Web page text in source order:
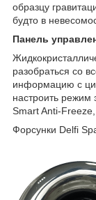
образцу
будто в
Панель
разобраться со
информацию с
настроить режим
Smart Anti-Freeze,
Форсунки Delfi